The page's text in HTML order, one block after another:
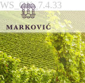
WS_OK_7.4.33